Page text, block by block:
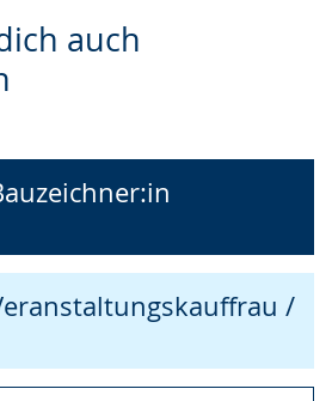
auch
/